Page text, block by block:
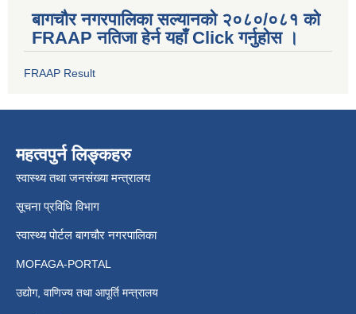
बागचौर नगरपालिका सल्यानको २०८०/०८१ को
FRAAP नतिजा हेर्न यहाँ Click गर्नुहोस ।
FRAAP Result
महत्वपुर्न लिङ्कहरु
स्वास्थ्य तथा जनसंख्या मन्त्रालय
सूचना प्रविधि विभाग
स्वास्थ्य पोर्टल बागचौर नगरपालिका
MOFAGA-PORTAL
उद्योग, वाणिज्य तथा आपूर्ति मन्त्रालय